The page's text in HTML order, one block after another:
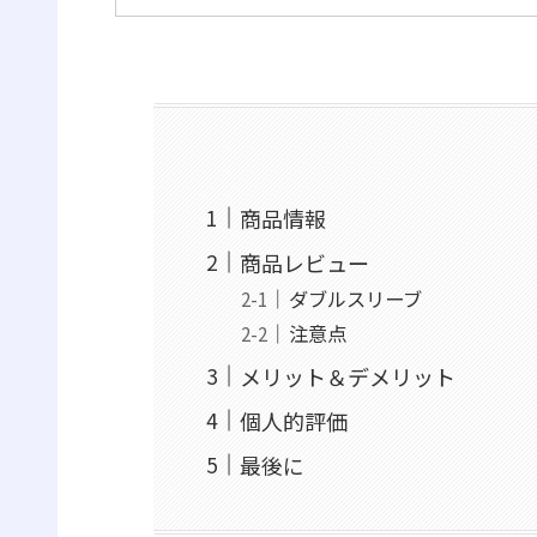
商品情報
商品レビュー
ダブルスリーブ
注意点
メリット＆デメリット
個人的評価
最後に